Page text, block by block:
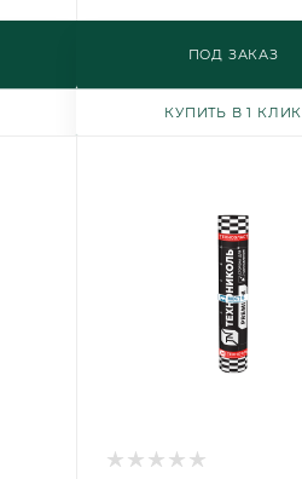
ПОД ЗАКАЗ
КУПИТЬ В 1 КЛИК